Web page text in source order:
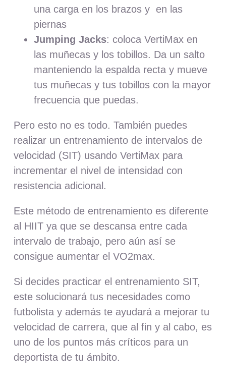
una carga en los brazos y en las
piernas
Jumping Jacks: coloca VertiMax en
las muñecas y los tobillos. Da un salto
manteniendo la espalda recta y mueve
tus muñecas y tus tobillos con la mayor
frecuencia que puedas.
Pero esto no es todo. También puedes
realizar un entrenamiento de intervalos de
velocidad (SIT) usando VertiMax para
incrementar el nivel de intensidad con
resistencia adicional.
Este método de entrenamiento es diferente
al HIIT ya que se descansa entre cada
intervalo de trabajo, pero aún así se
consigue aumentar el VO2max.
Si decides practicar el entrenamiento SIT,
este solucionará tus necesidades como
futbolista y además te ayudará a mejorar tu
velocidad de carrera, que al fin y al cabo, es
uno de los puntos más críticos para un
deportista de tu ámbito.